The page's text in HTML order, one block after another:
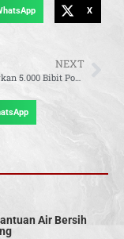
X
NEXT
Melati Salurkan 5.000 Bibit Pohon dan Bantuan Pupuk untuk Warga Sungailiat
Air Bersih